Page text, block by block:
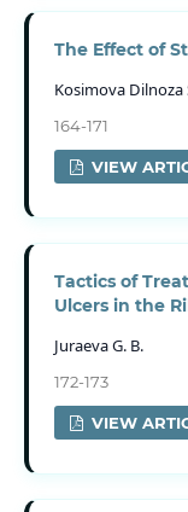
The Effect of
Kosimova
164-171
VIEW
Tactics of
Ulcers in the
Juraeva G. B.
172-173
VIEW